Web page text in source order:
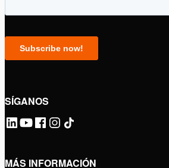
SÍGANOS
MÁS INFORMACIÓN